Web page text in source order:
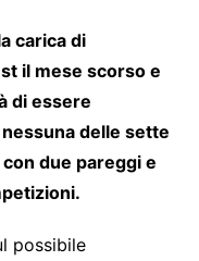
carica di
il mese scorso e
di essere
delle sette
due pareggi e
possibile